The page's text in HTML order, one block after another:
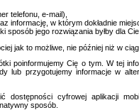
telefonu, e-mail),
informację, w którym dokładnie
sposób jego rozwiązania byłby dla
jak to możliwe, nie później niż w
poinformujemy Cię o tym. W tej
lub przygotujemy informacje w
dostępności cyfrowej aplikacji
sposób.